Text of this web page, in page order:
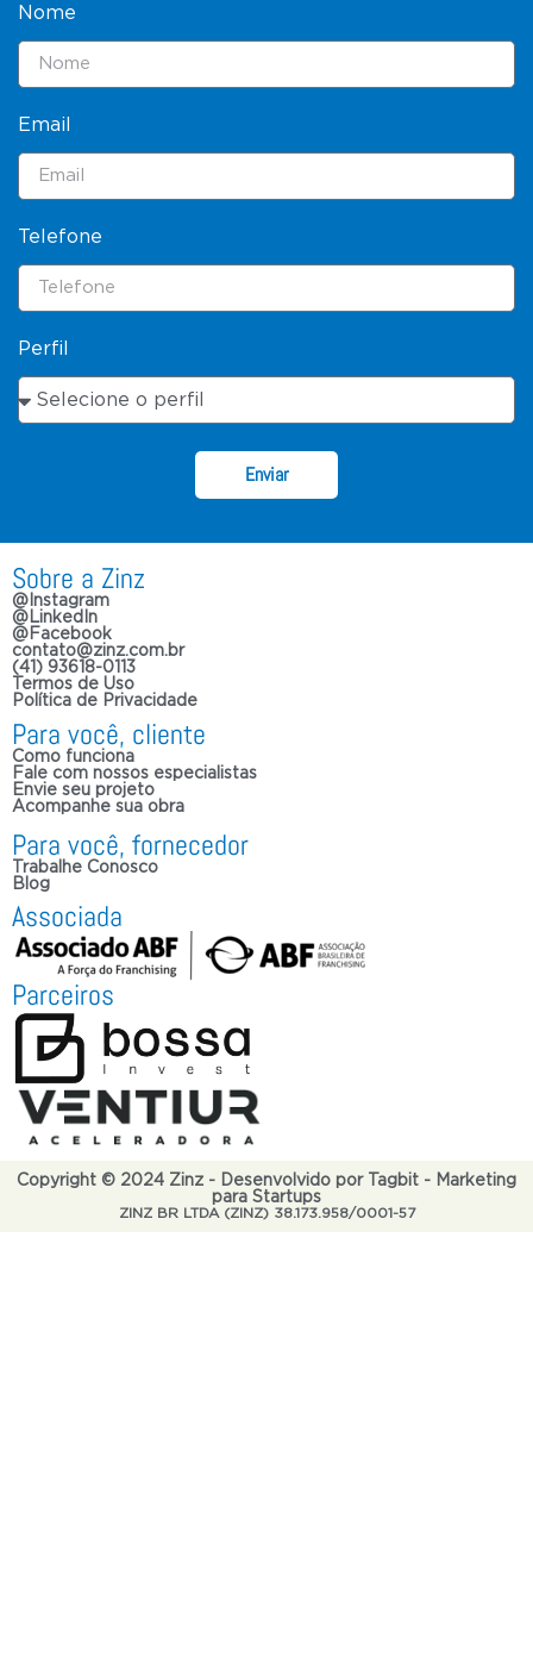
Nome
Email
Telefone
Perfil
Enviar
Sobre a Zinz
@Instagram
@LinkedIn
@Facebook
contato@zinz.com.br
(41) 93618-0113
Termos de Uso
Política de Privacidade
Para você, cliente
Como funciona
Fale com nossos especialistas
Envie seu projeto
Acompanhe sua obra
Para você, fornecedor
Trabalhe Conosco
Blog
Associada
Parceiros
Copyright © 2024 Zinz - Desenvolvido por Tagbit - Marketing
para Startups
ZINZ BR LTDA (ZINZ) 38.173.958/0001-57